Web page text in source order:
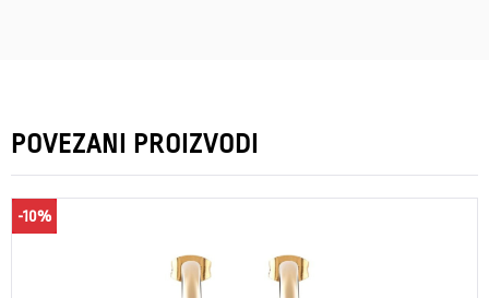
POVEZANI PROIZVODI
-10%